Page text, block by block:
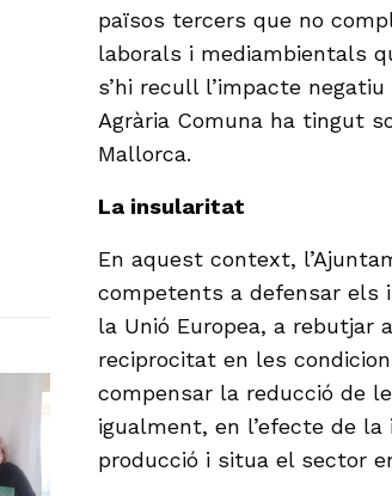
països tercers que no
laborals i mediambientals
s’hi recull l’impacte
Agrària Comuna ha tingut
Mallorca.
La insularitat
En aquest context,
competents a defensar els
la Unió Europea, a rebutjar
reciprocitat en les
compensar la reducció de
igualment, en l’efecte de
producció i situa el sector